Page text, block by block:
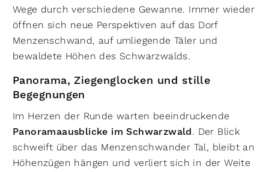
Wege durch verschiedene Gewanne. Immer wieder
öffnen sich neue Perspektiven auf das Dorf
Menzenschwand, auf umliegende Täler und
bewaldete Höhen des Schwarzwalds.
Panorama, Ziegenglocken und stille
Begegnungen
Im Herzen der Runde warten beeindruckende
Panoramaausblicke im Schwarzwald. Der Blick
schweift über das Menzenschwander Tal, bleibt an
Höhenzügen hängen und verliert sich in der Weite